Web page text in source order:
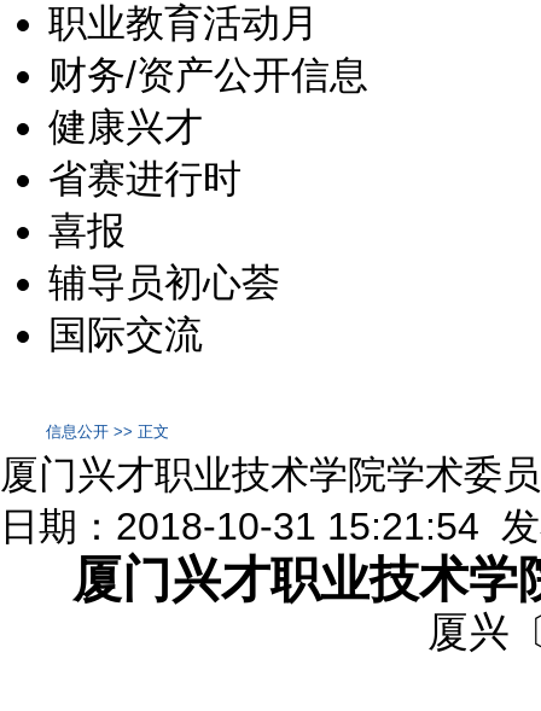
职业教育活动月
财务/资产公开信息
健康兴才
省赛进行时
喜报
辅导员初心荟
国际交流
信息公开 >> 正文
厦门兴才职业技术学院学术委
日期：2018-10-31 15:21:54
厦门兴才职业技术
厦兴